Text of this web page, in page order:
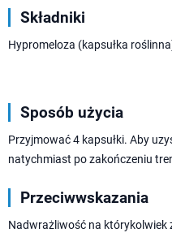
Składniki
Hypromeloza (kapsułka
Sposób użycia
Przyjmować 4 kapsułki. Aby
natychmiast po zakończeniu
Przeciwwskazania
Nadwrażliwość na którykolwiek